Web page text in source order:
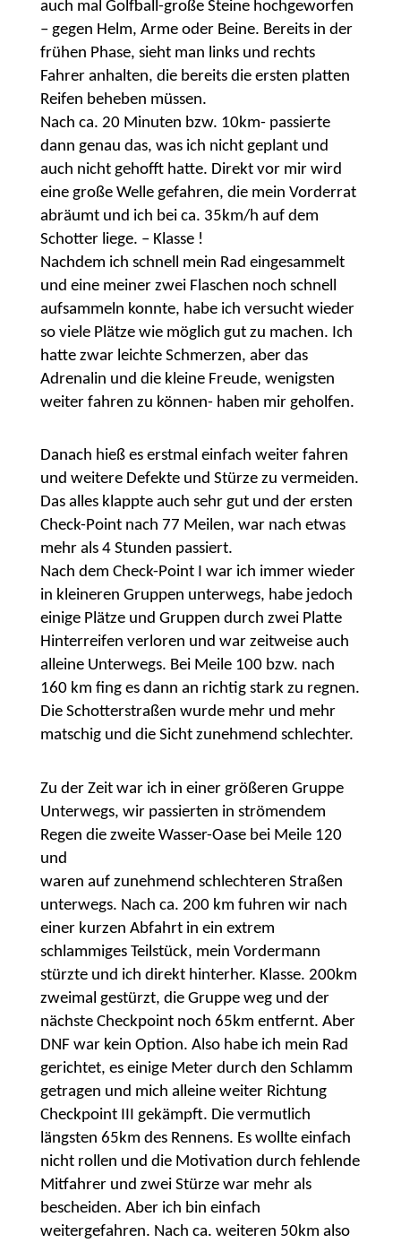
auch mal Golfball-große Steine hochgeworfen
– gegen Helm, Arme oder Beine. Bereits in der
frühen Phase, sieht man links und rechts
Fahrer anhalten, die bereits die ersten platten
Reifen beheben müssen.
Nach ca. 20 Minuten bzw. 10km- passierte
dann genau das, was ich nicht geplant und
auch nicht gehofft hatte. Direkt vor mir wird
eine große Welle gefahren, die mein Vorderrat
abräumt und ich bei ca. 35km/h auf dem
Schotter liege. – Klasse !
Nachdem ich schnell mein Rad eingesammelt
und eine meiner zwei Flaschen noch schnell
aufsammeln konnte, habe ich versucht wieder
so viele Plätze wie möglich gut zu machen. Ich
hatte zwar leichte Schmerzen, aber das
Adrenalin und die kleine Freude, wenigsten
weiter fahren zu können- haben mir geholfen.
Danach hieß es erstmal einfach weiter fahren
und weitere Defekte und Stürze zu vermeiden.
Das alles klappte auch sehr gut und der ersten
Check-Point nach 77 Meilen, war nach etwas
mehr als 4 Stunden passiert.
Nach dem Check-Point I war ich immer wieder
in kleineren Gruppen unterwegs, habe jedoch
einige Plätze und Gruppen durch zwei Platte
Hinterreifen verloren und war zeitweise auch
alleine Unterwegs. Bei Meile 100 bzw. nach
160 km fing es dann an richtig stark zu regnen.
Die Schotterstraßen wurde mehr und mehr
matschig und die Sicht zunehmend schlechter.
Zu der Zeit war ich in einer größeren Gruppe
Unterwegs, wir passierten in strömendem
Regen die zweite Wasser-Oase bei Meile 120
und
waren auf zunehmend schlechteren Straßen
unterwegs. Nach ca. 200 km fuhren wir nach
einer kurzen Abfahrt in ein extrem
schlammiges Teilstück, mein Vordermann
stürzte und ich direkt hinterher. Klasse. 200km
zweimal gestürzt, die Gruppe weg und der
nächste Checkpoint noch 65km entfernt. Aber
DNF war kein Option. Also habe ich mein Rad
gerichtet, es einige Meter durch den Schlamm
getragen und mich alleine weiter Richtung
Checkpoint III gekämpft. Die vermutlich
längsten 65km des Rennens. Es wollte einfach
nicht rollen und die Motivation durch fehlende
Mitfahrer und zwei Stürze war mehr als
bescheiden. Aber ich bin einfach
weitergefahren. Nach ca. weiteren 50km also